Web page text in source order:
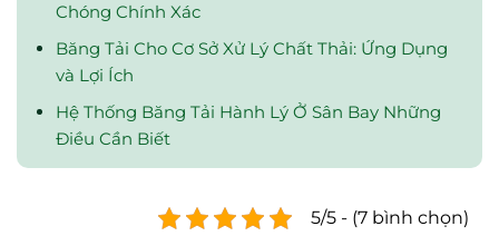
Chóng Chính Xác
Băng Tải Cho Cơ Sở Xử Lý Chất Thải: Ứng Dụng
và Lợi Ích
Hệ Thống Băng Tải Hành Lý Ở Sân Bay Những
Điều Cần Biết
5/5 - (7 bình chọn)